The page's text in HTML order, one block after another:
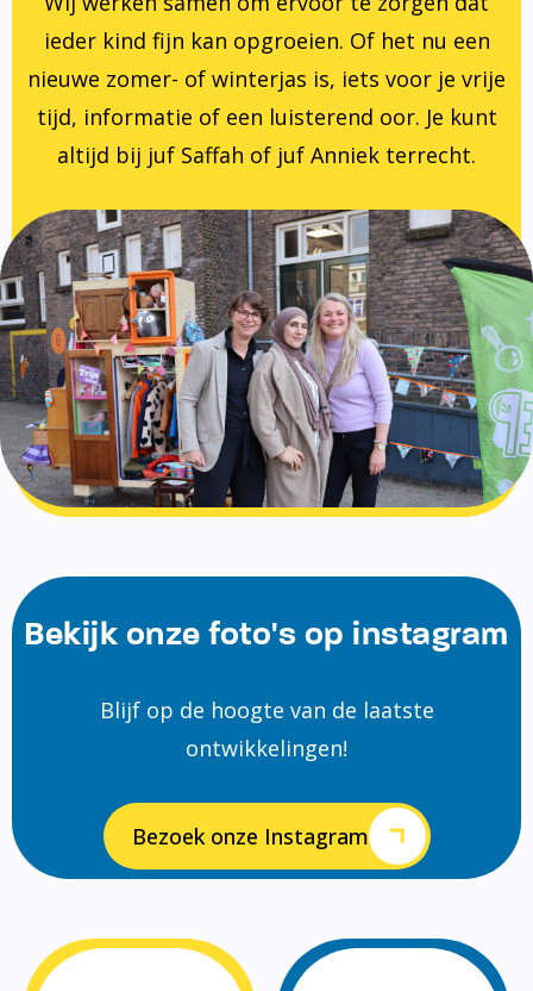
ieder kind fijn kan opgroeien. Of het nu een
nieuwe zomer- of winterjas is, iets voor je vrije
tijd, informatie of een luisterend oor. Je kunt
altijd bij juf Saffah of juf Anniek terrecht.
Bekijk onze foto's op instagram
Blijf op de hoogte van de laatste
ontwikkelingen!
Bezoek onze Instagram